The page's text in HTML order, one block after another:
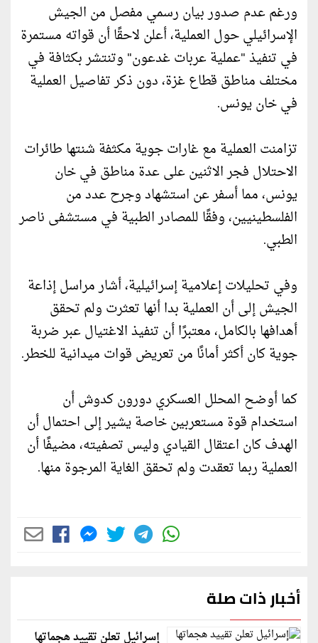
ورغم عدم صدور بيان رسمي مفصل من الجيش
الإسرائيلي حول العملية، أعلن لاحقًا أن قواته مستمرة
في تنفيذ "عملية عربات غدعون" وتنتشر بكثافة في
مختلف مناطق قطاع غزة، دون ذكر تفاصيل العملية
في خان يونس.
تزامنت العملية مع غارات جوية مكثفة شنتها طائرات
الاحتلال فجر الاثنين على عدة مناطق في خان
يونس، مما أسفر عن استشهاد وجرح عدد من
الفلسطينيين، وفقًا للمصادر الطبية في مستشفى ناصر
الطبي.
وفي تحليلات إعلامية إسرائيلية، أشار مراسل إذاعة
الجيش إلى أن العملية بدا أنها تعثرت ولم تحقق
أهدافها بالكامل، معتبرًا أن تنفيذ الاغتيال عبر ضربة
جوية كان أكثر أمانًا من تعريض قوات ميدانية للخطر.
كما أوضح المحلل العسكري دورون كدوش أن
استخدام قوة مستعربين خاصة يشير إلى احتمال أن
الهدف كان اعتقال القيادي وليس تصفيته، مضيفًا أن
العملية ربما تعقدت ولم تحقق الغاية المرجوة منها.
أخبار ذات صلة
إسرائيل تعلن تقييد هجماتها